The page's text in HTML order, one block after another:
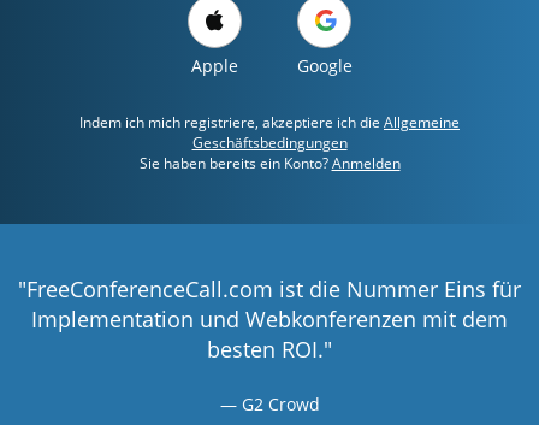
Apple Google
Indem ich mich registriere, akzeptiere ich die Allgemeine
Geschäftsbedingungen
Sie haben bereits ein Konto?Anmelden
"FreeConferenceCall.com ist die Nummer Eins für
Implementation und Webkonferenzen mit dem
besten ROI."
G2 Crowd